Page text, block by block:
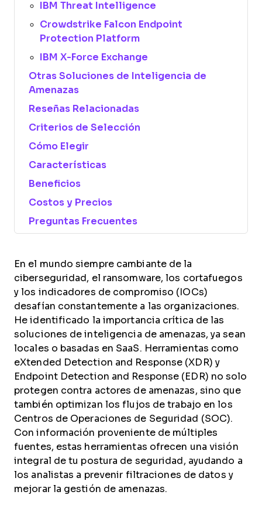
IBM Threat Intelligence
Crowdstrike Falcon Endpoint
Protection Platform
IBM X-Force Exchange
Otras Soluciones de Inteligencia de
Amenazas
Reseñas Relacionadas
Criterios de Selección
Cómo Elegir
Características
Beneficios
Costos y Precios
Preguntas Frecuentes
En el mundo siempre cambiante de la
ciberseguridad, el ransomware, los cortafuegos
y los indicadores de compromiso (IOCs)
desafían constantemente a las organizaciones.
He identificado la importancia crítica de las
soluciones de inteligencia de amenazas, ya sean
locales o basadas en SaaS. Herramientas como
eXtended Detection and Response (XDR) y
Endpoint Detection and Response (EDR) no solo
protegen contra actores de amenazas, sino que
también optimizan los flujos de trabajo en los
Centros de Operaciones de Seguridad (SOC).
Con información proveniente de múltiples
fuentes, estas herramientas ofrecen una visión
integral de tu postura de seguridad, ayudando a
los analistas a prevenir filtraciones de datos y
mejorar la gestión de amenazas.